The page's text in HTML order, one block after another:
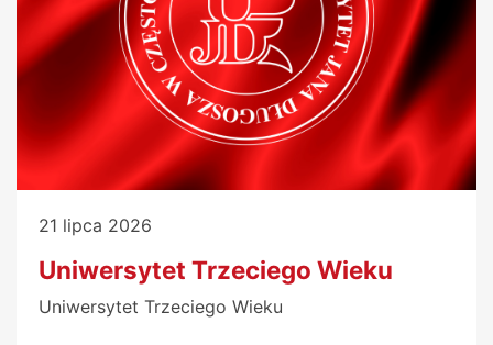
21 lipca 2026
Uniwersytet Trzeciego Wieku
Uniwersytet Trzeciego Wieku